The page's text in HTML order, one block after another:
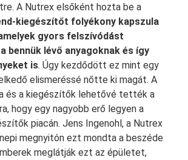
A Nutrex elsőként hozta be a
kiegészítőt folyékony kapszula
gyors felszívódást
bennük lévő anyagoknak és így
is. Úgy kezdődött ez mint egy
elismeréssé nőtte ki magát. A
és a kiegészítők lehetővé tették a
hogy egy nagyobb erő legyen a
piacán. Jens Ingenohl, a Nutrex
megnyitón ezt mondta a beszéde
meglátják ezt az épületet,